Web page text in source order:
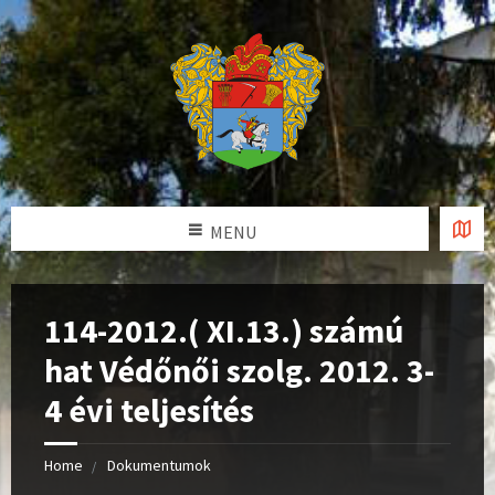
MENU
114-2012.( XI.13.) számú
hat Védőnői szolg. 2012. 3-
4 évi teljesítés
Home Dokumentumok